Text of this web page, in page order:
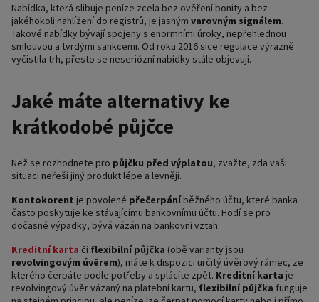
Nabídka, která slibuje peníze zcela bez ověření bonity a bez
jakéhokoli nahlížení do registrů, je jasným varovným signálem.
Takové nabídky bývají spojeny s enormními úroky, nepřehlednou
smlouvou a tvrdými sankcemi. Od roku 2016 sice regulace výrazně
vyčistila trh, přesto se neseriózní nabídky stále objevují.
Jaké máte alternativy ke
krátkodobé půjčce
Než se rozhodnete pro půjčku před výplatou, zvažte, zda vaši
situaci neřeší jiný produkt lépe a levněji.
Kontokorent je povolené přečerpáníběžného účtu, které banka
často poskytuje ke stávajícímu bankovnímu účtu. Hodí se pro
dočasné výpadky, bývá vázán na bankovní vztah.
Kreditní karta či flexibilní půjčka (obě varianty jsou
revolvingovým úvěrem), máte k dispozici určitý úvěrový rámec, ze
kterého čerpáte podle potřeby a splácíte zpět. Kreditní karta je
revolvingový úvěr vázaný na platební kartu, flexibilní půjčka funguje